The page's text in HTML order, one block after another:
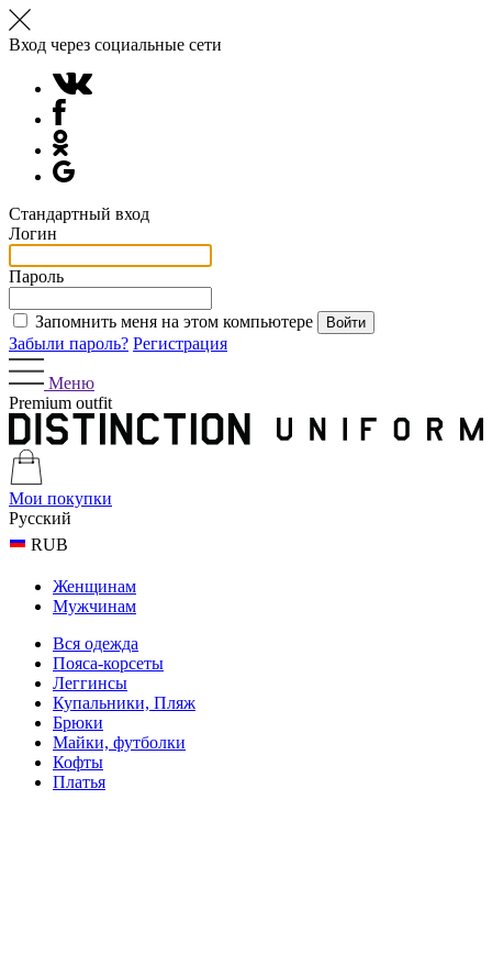
Вход через социальные сети
Стандартный вход
Логин
Пароль
Запомнить меня на этом компьютере
Забыли пароль? Регистрация
Меню
Premium outfit
Мои покупки
Русский
RUB
Женщинам
Мужчинам
Вся одежда
Пояса-корсеты
Леггинсы
Купальники, Пляж
Брюки
Майки, футболки
Кофты
Платья